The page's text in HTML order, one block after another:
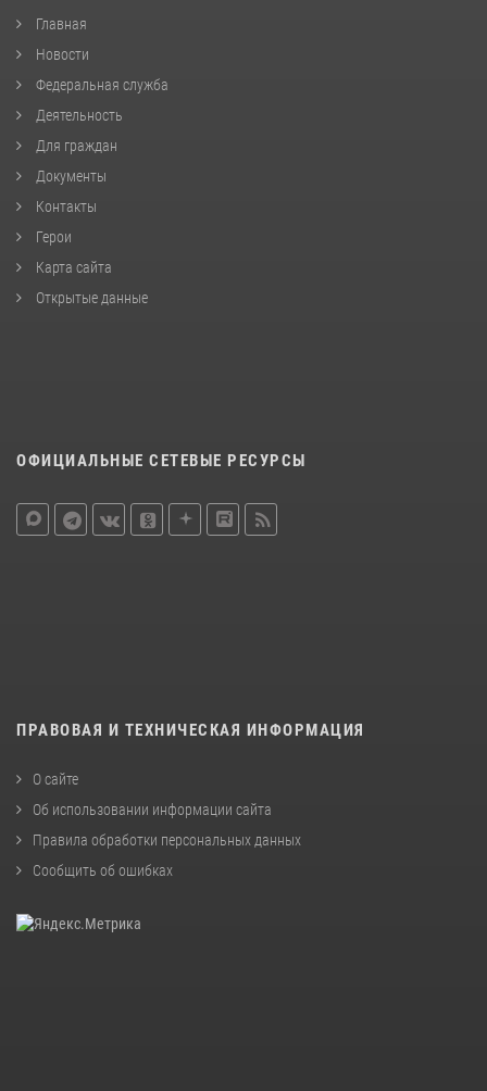
Главная
Новости
Федеральная служба
Деятельность
Для граждан
Документы
Контакты
Герои
Карта сайта
Открытые данные
ОФИЦИАЛЬНЫЕ СЕТЕВЫЕ РЕСУРСЫ
ПРАВОВАЯ И ТЕХНИЧЕСКАЯ ИНФОРМАЦИЯ
О сайте
Об использовании информации сайта
Правила обработки персональных данных
Сообщить об ошибках